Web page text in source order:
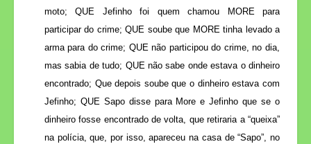
moto; QUE Jefinho foi quem chamou MORE para
participar do crime; QUE soube que MORE tinha levado a
arma para do crime; QUE não participou do crime, no dia,
mas sabia de tudo; QUE não sabe onde estava o dinheiro
encontrado; Que depois soube que o dinheiro estava com
Jefinho; QUE Sapo disse para More e Jefinho que se o
dinheiro fosse encontrado de volta, que retiraria a “queixa”
na polícia, que, por isso, apareceu na casa de “Sapo”, no